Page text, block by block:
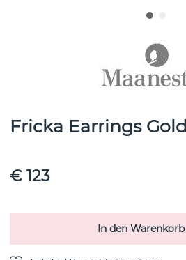
Fricka Earrings Gold
€ 123
In den